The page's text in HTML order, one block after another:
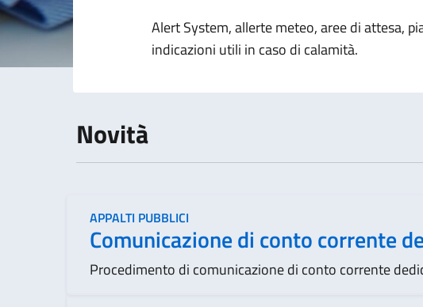
Dettagli della
Alert System, allerte meteo, aree di attesa,
indicazioni utili in caso di calamità.
Novità
APPALTI PUBBLICI
Comunicazione di conto corrente
Procedimento di comunicazione di conto corrente